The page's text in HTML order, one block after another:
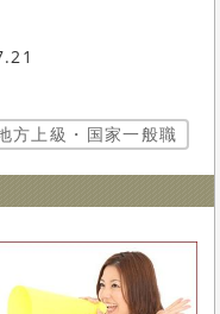
方上級・国家一般職